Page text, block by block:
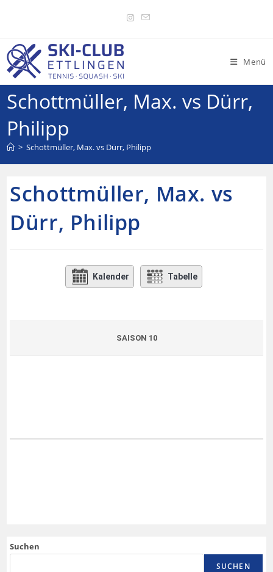
Menü
Schottmüller, Max. vs Dürr,
Philipp
> Schottmüller, Max. vs Dürr, Philipp
Schottmüller, Max. vs
Dürr, Philipp
Kalender Tabelle
SAISON 10
Suchen
SUCHEN